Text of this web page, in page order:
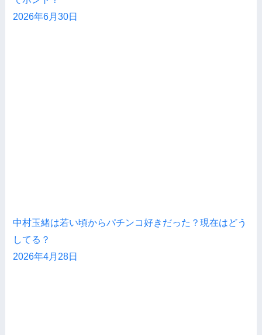
2026年6月30日
中村玉緒は若い頃からパチンコ好きだった？現在はどう
してる？
2026年4月28日